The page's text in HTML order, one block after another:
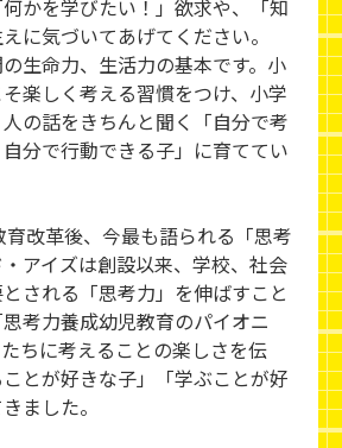
かを学びたい！」欲求や、「知
に気づいてあげてください。
の生命力、生活力の基本です。小
楽しく考える習慣をつけ、小学
の話をきちんと聞く「自分で考
分で行動できる子」に育ててい
育改革後、今最も語られる「思考
アイズは創設以来、学校、社会
される「思考力」を伸ばすこと
考力養成幼児教育のパイオニ
ちに考えることの楽しさを伝
とが好きな子」「学ぶことが好
ました。